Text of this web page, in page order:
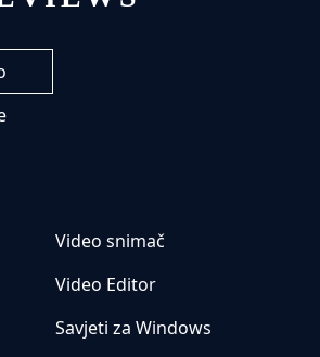
Video snimač
Video Editor
Savjeti za Windows